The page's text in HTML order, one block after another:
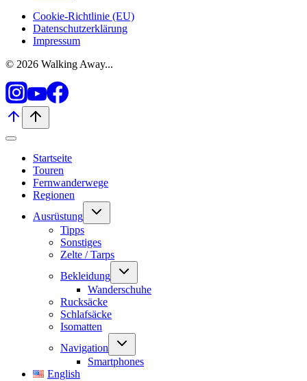
Cookie-Richtlinie (EU)
Datenschutzerklärung
Impressum
© 2026 Walking Away...
Startseite
Touren
Fernwanderwege
Regionen
Ausrüstung
Untermenü
Tipps
Sonstiges
Zelte / Tarps
Bekleidung
Untermenü
Wanderschuhe
Rucksäcke
Schlafsäcke
Isomatten
Navigation
Untermenü
Smartphones
English